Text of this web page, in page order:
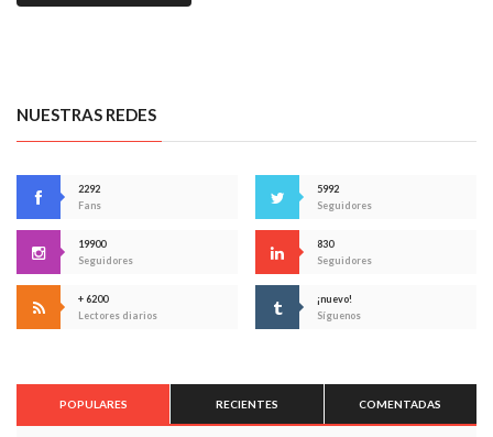
NUESTRAS REDES
2292
Fans
5992
Seguidores
19900
Seguidores
830
Seguidores
+ 6200
Lectores diarios
¡nuevo!
Síguenos
POPULARES RECIENTES COMENTADAS